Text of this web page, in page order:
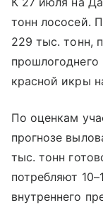
тонн лососей.
229 тыс. тонн,
прошлогоднего
красной икры
По оценкам
прогнозе
тыс. тонн
потребляют
внутреннего